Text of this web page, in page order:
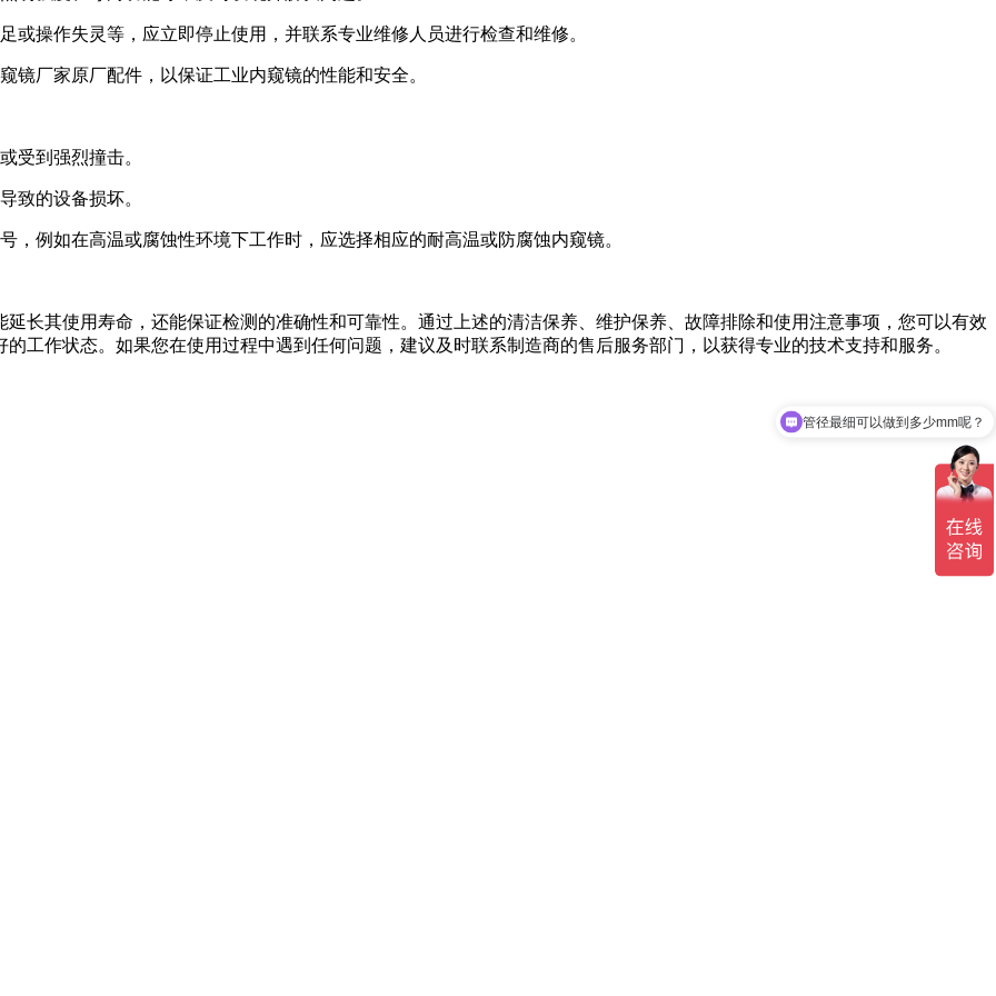
操作失灵等，应立即停止使用，并联系专业维修人员进行检查和维修。
镜厂家原厂配件，以保证工业内窥镜的性能和安全。
受到强烈撞击。
致的设备损坏。
例如在高温或腐蚀性环境下工作时，应选择相应的耐高温或防腐蚀内窥镜。
长其使用寿命，还能保证检测的准确性和可靠性。通过上述的清洁保养、维护保养、故障排除和使用注意事项，您可以有效
工作状态。如果您在使用过程中遇到任何问题，建议及时联系制造商的售后服务部门，以获得专业的技术支持和服务。
可以发下产品资料吗？
管径最细可以做到多少mm呢？